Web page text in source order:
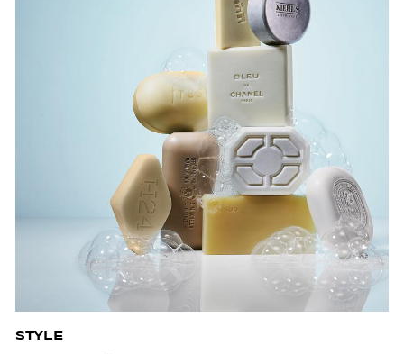
STYLE